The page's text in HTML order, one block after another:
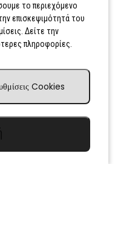
το περιεχόμενο
επισκεψιμότητά του
Δείτε την
πληροφορίες.
Cookies